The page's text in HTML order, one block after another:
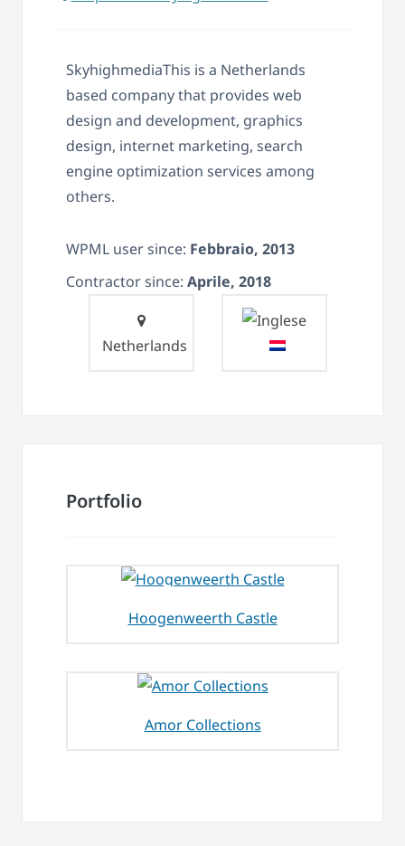
SkyhighmediaThis is a Netherlands
based company that provides web
design and development, graphics
design, internet marketing, search
engine optimization services among
others.
WPML user since: Febbraio, 2013
Contractor since: Aprile, 2018
Netherlands
Portfolio
Hoogenweerth Castle
Amor Collections